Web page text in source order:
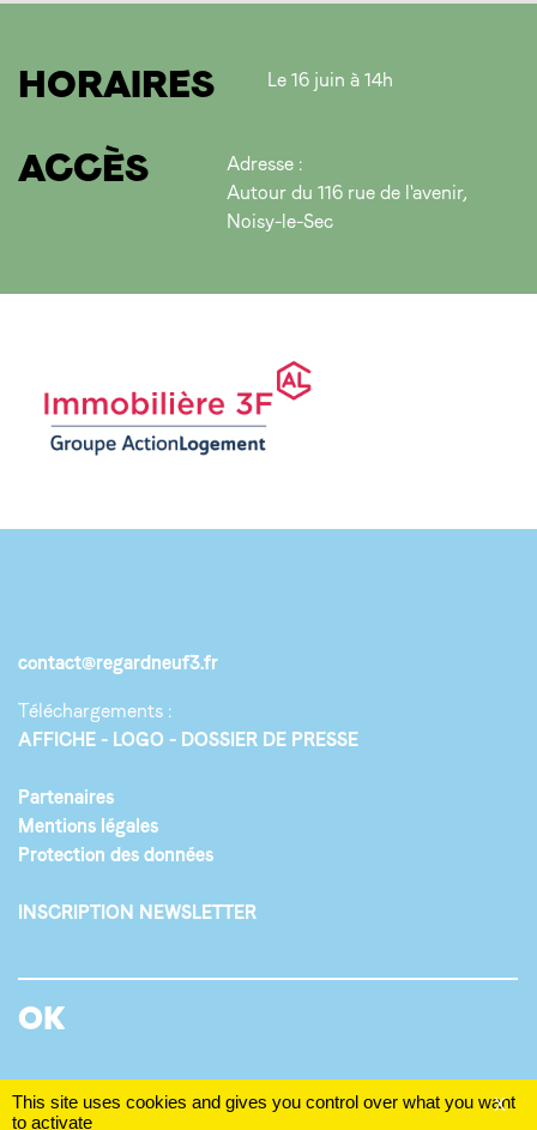
HORAIRES Le 16 juin à 14h
ACCÈS
Adresse :
Autour du 116 rue de l'avenir,
Noisy-le-Sec
contact@regardneuf3.fr
Téléchargements :
AFFICHE
LOGO DOSSIER DE PRESSE
Partenaires
Mentions légales
Protection des données
INSCRIPTION NEWSLETTER
X
This site uses cookies and gives you control over what you want
to activate